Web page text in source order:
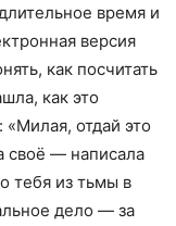
время и
версия
как посчитать
как это
«Милая, отдай это
своё — написала
тебя из тьмы в
дело — за